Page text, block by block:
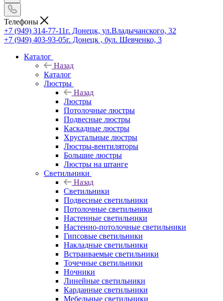
Телефоны
+7 (949) 314-77-11г. Донецк, ул.Владычанского, 32
+7 (949) 403-93-05г. Донецк , бул. Шевченко, 3
Каталог
Назад
Каталог
Люстры
Назад
Люстры
Потолочные люстры
Подвесные люстры
Каскадные люстры
Хрустальные люстры
Люстры-вентиляторы
Большие люстры
Люстры на штанге
Светильники
Назад
Светильники
Подвесные светильники
Потолочные светильники
Настенные светильники
Настенно-потолочные светильники
Гипсовые светильники
Накладные светильники
Встраиваемые светильники
Точечные светильники
Ночники
Линейные светильники
Карданные светильники
Мебельные светильники